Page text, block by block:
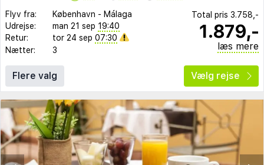
Flyv fra: København - Málaga
Udrejse:
man 21 sep 19:40
Retur:
tor 24 sep 07:30
Nætter:
3
Total pris 3.758,-
1.879,-
læs mere
Flere valg Vælg rejse